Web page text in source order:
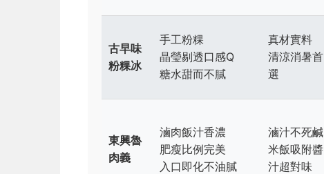
古早味
粉粿冰
手工粉粿
晶瑩剔透口感Q
糖水甜而不膩
真材實料
清涼消暑首
選
東興魯
肉義
滷肉飯汁香濃
肥瘦比例完美
入口即化不油膩
滷汁不死鹹
米飯吸附醬
汁超對味